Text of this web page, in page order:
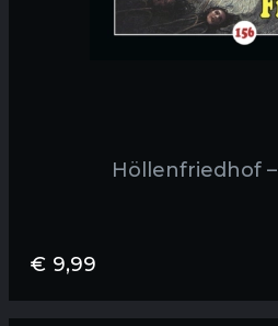
Höllenfriedhof
€ 9,99